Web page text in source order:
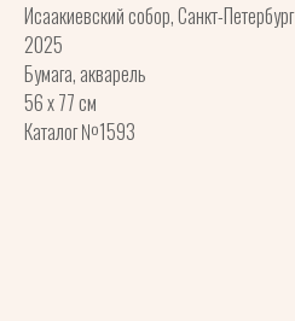
Исаакиевский собор, Санкт-Петербург
2025
Бумага, акварель
56 x 77 см
Каталог №1593